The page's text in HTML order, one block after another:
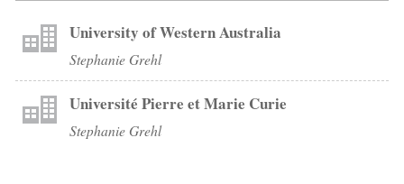
University of Western Australia
Stephanie Grehl
Université Pierre et Marie Curie
Stephanie Grehl